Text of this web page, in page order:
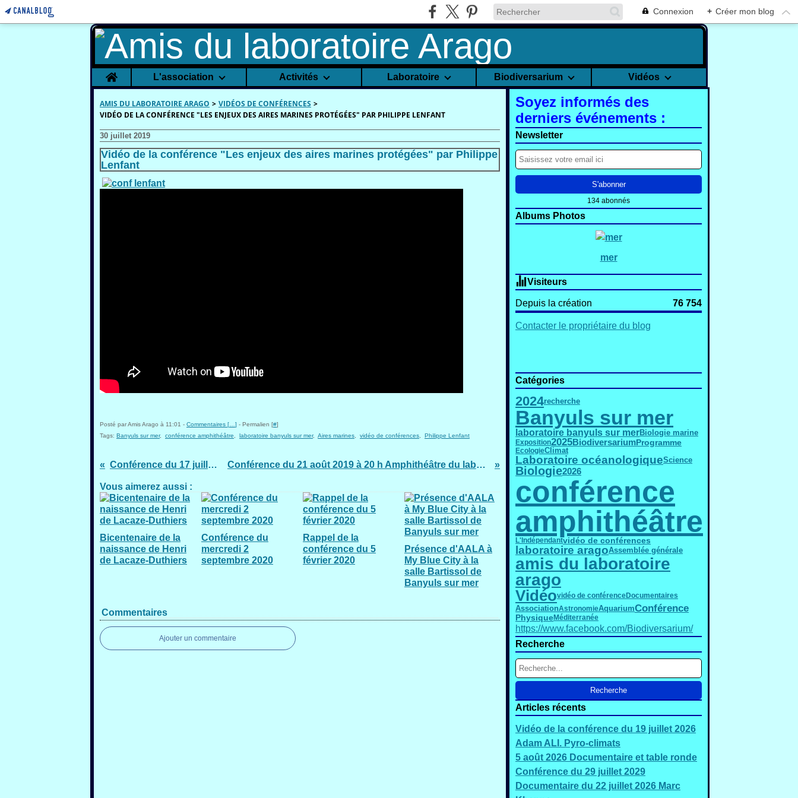
Connexion + Créer mon blog
Home L'association Activités Laboratoire Biodiversarium Vidéos
AMIS DU LABORATOIRE ARAGO > VIDÉOS DE CONFÉRENCES >
VIDÉO DE LA CONFÉRENCE "LES ENJEUX DES AIRES MARINES PROTÉGÉES" PAR PHILIPPE LENFANT
30 juillet 2019
Vidéo de la conférence "Les enjeux des aires marines protégées" par Philippe
Lenfant
Posté par Amis Arago à 11:01 - Commentaires [ ] - Permalien [#]
Tags: Banyuls sur mer, conférence amphithéâtre laboratoire banyuls sur mer, Aires marines vidéo de conférences Philippe Lenfant
Conférence du 17 juillet 2019 Conférence du 21 août 2019 à 20 h Amphithéâtre du laboratoire Arago
Vous aimerez aussi :
Bicentenaire de la
naissance de Henri
de Lacaze-Duthiers
Conférence du
mercredi 2
septembre 2020
Rappel de la
conférence du 5
février 2020
Présence d'AALA à
My Blue City à la
salle Bartissol de
Banyuls sur mer
Commentaires
Ajouter un commentaire
Soyez informés des
derniers événements :
Newsletter
134 abonnés
Albums Photos
mer
Visiteurs
Depuis la création 76 754
Contacter le propriétaire du blog
Catégories
2024recherche
Banyuls sur mer
laboratoire banyuls sur merBiologie marine
Exposition2025BiodiversariumProgramme
EcologieClimat
Laboratoire océanologiqueScience
Biologie2026
conférence
amphithéâtre
L'Indépendantvidéo de conférences
laboratoire aragoAssemblée générale
amis du laboratoire
arago
Vidéovidéo de conférenceDocumentaires
AssociationAstronomieAquariumConférence
PhysiqueMéditerranée
https://www.facebook.com/Biodiversarium/
Recherche
Articles récents
Vidéo de la conférence du 19 juillet 2026
Adam ALI. Pyro-climats
5 août 2026 Documentaire et table ronde
Conférence du 29 juillet 2029
Documentaire du 22 juillet 2026 Marc